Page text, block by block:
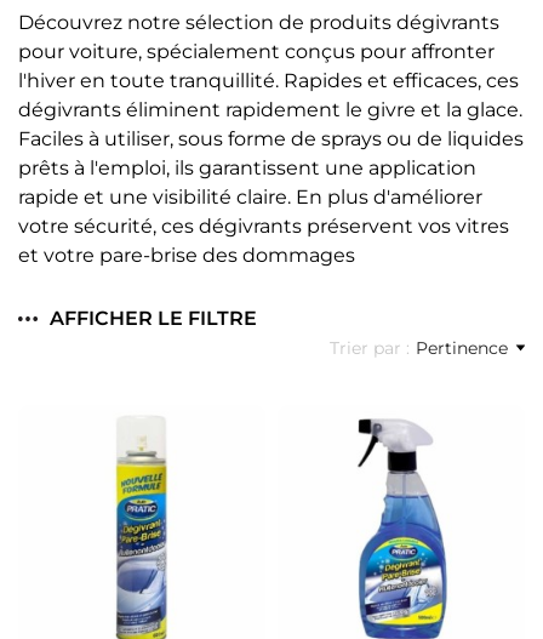
Découvrez notre sélection de produits dégivrants
pour voiture, spécialement conçus pour affronter
l'hiver en toute tranquillité. Rapides et efficaces, ces
dégivrants éliminent rapidement le givre et la glace.
Faciles à utiliser, sous forme de sprays ou de liquides
prêts à l'emploi, ils garantissent une application
rapide et une visibilité claire. En plus d'améliorer
votre sécurité, ces dégivrants préservent vos vitres
et votre pare-brise des dommages
Trier par : Pertinence
AFFICHER LE FILTRE